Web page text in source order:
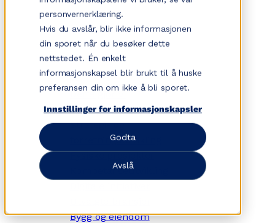
personvernerklæring.
Hvis du avslår, blir ikke informasjonen
din sporet når du besøker dette
nettstedet. Én enkelt
informasjonskapsel blir brukt til å huske
preferansen din om ikke å bli sporet.
Innstillinger for informasjonskapsler
Godta
Avslå
✕
Dette gjør vi
Tjenesteområder
Strategi- og
forretningsutvikling
Fysiske prosjekter
Kompetanseutvikling
Bygg og eiendom